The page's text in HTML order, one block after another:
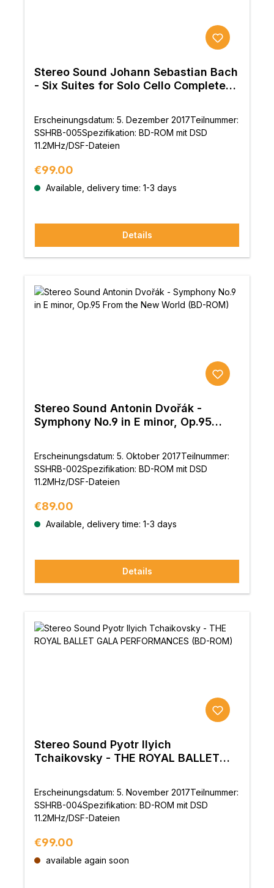
Stereo Sound Johann Sebastian Bach
- Six Suites for Solo Cello Complete
Erscheinungsdatum: 5. Dezember 2017Teilnummer:
SSHRB-005Spezifikation: BD-ROM mit DSD
11.2MHz/DSF-Dateien
Regular price:
€99.00
Available, delivery time: 1-3 days
Details
Stereo Sound Antonin Dvořák -
Symphony No.9 in E minor, Op.95
Erscheinungsdatum: 5. Oktober 2017Teilnummer:
SSHRB-002Spezifikation: BD-ROM mit DSD
11.2MHz/DSF-Dateien
Regular price:
€89.00
Available, delivery time: 1-3 days
Details
Stereo Sound Pyotr Ilyich
Tchaikovsky - THE ROYAL BALLET
Erscheinungsdatum: 5. November 2017Teilnummer:
SSHRB-004Spezifikation: BD-ROM mit DSD
11.2MHz/DSF-Dateien
Regular price:
€99.00
available again soon